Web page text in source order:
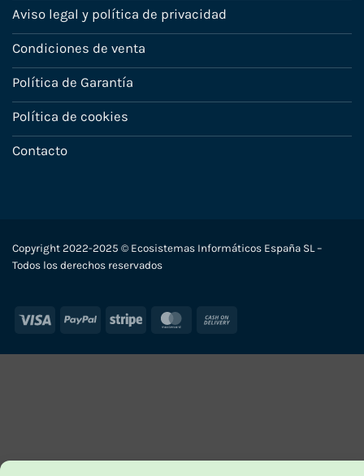
Aviso legal y política de privacidad
Condiciones de venta
Política de Garantía
Política de cookies
Contacto
Copyright 2022-2025 © Ecosistemas Informáticos España SL –
Todos los derechos reservados
Visa PayPal Stripe MasterCard